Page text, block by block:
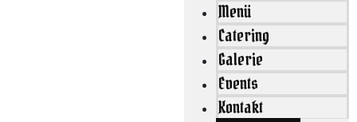
Menü
Catering
Galerie
Events
Kontakt